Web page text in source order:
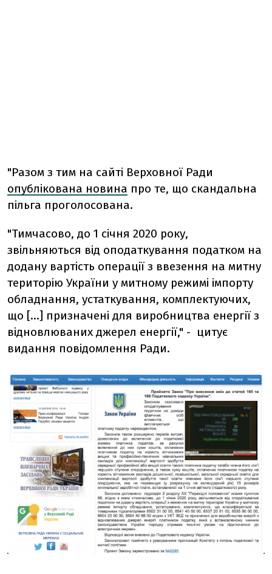
"Разом з тим на сайті Верховної Ради
опублікована новина про те, що скандальна
пільга проголосована.
"Тимчасово, до 1 січня 2020 року,
звільняються від оподаткування податком на
додану вартість операції з ввезення на митну
територію України у митному режимі імпорту
обладнання, устаткування, комплектуючих,
що […] призначені для виробництва енергії з
відновлюваних джерел енергії," - цитує
видання повідомлення Ради.